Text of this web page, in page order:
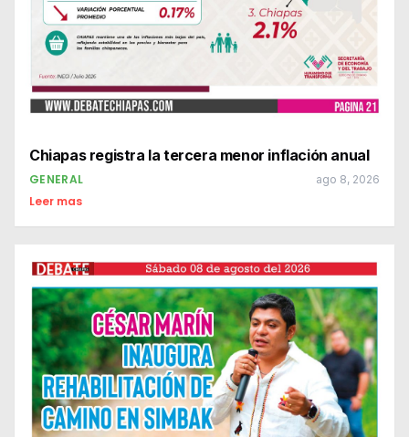
Chiapas registra la tercera menor inflación anual
GENERAL ago 8, 2026
Leer mas